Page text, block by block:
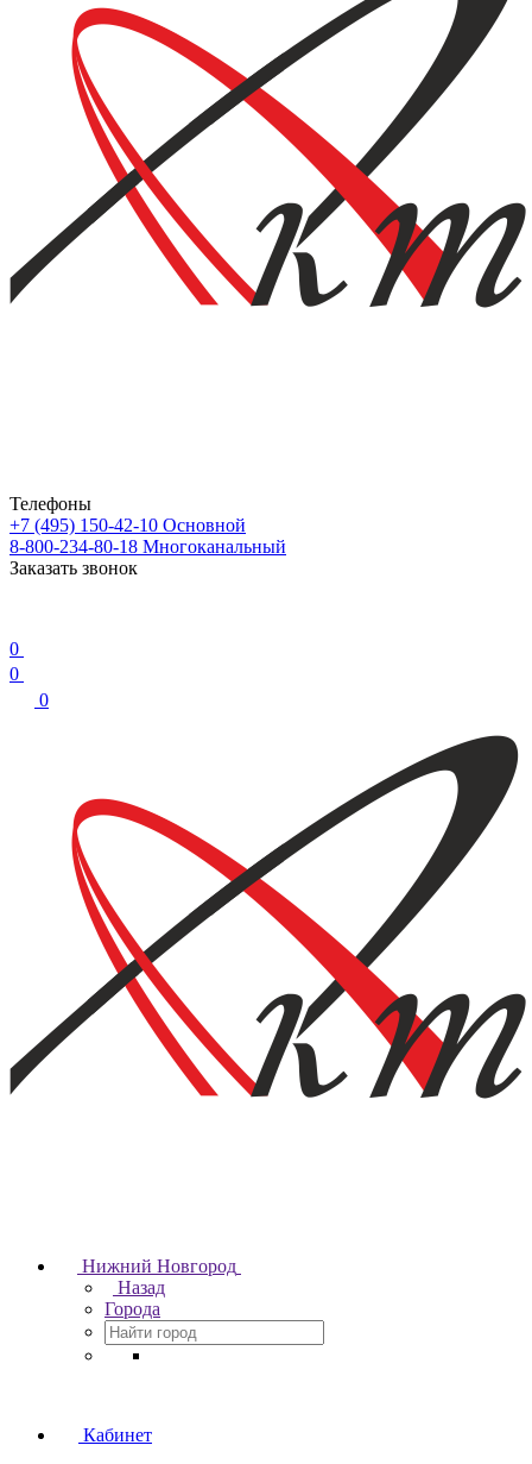
Телефоны
+7 (495) 150-42-10 Основной
8-800-234-80-18 Многоканальный
Заказать звонок
0
0
0
Нижний Новгород
Назад
Города
Кабинет